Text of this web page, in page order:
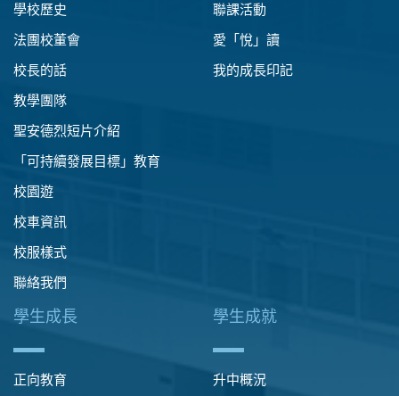
學校歷史
法團校董會
校長的話
教學團隊
聖安德烈短片介紹
「可持續發展目標」教育
校園遊
校車資訊
校服樣式
聯絡我們
聯課活動
愛「悅」讀
我的成長印記
學生成長
正向教育
學生成就
升中概況